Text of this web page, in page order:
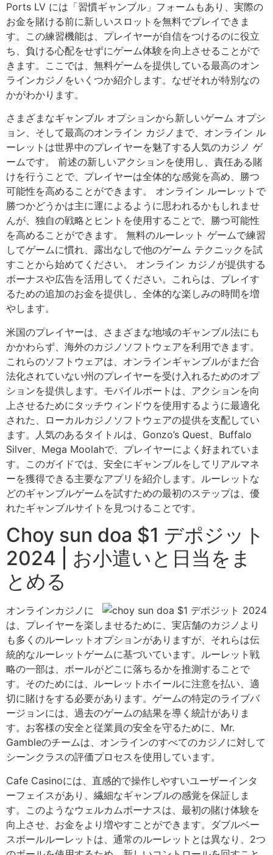
Ports LV には「習慣ギャンブル」フォームもあり、実際の
お金を賭ける前に新しいスロットを無料でプレイできま
す。この練習機能は、プレイヤーが自信をつけるのに役立
ち、負ける心配をせずにゲーム体験を向上させることがで
きます。ここでは、無料ゲームを提供している最高のオン
ラインカジノをいくつか紹介します。なぜそれが特別なの
かがわかります。
さまざまなギャンブル オプションから新しいゲーム オプシ
ョン、そして最高のオンライン カジノまで、オンライン ル
ーレットは世界中のプレイヤーを魅了する人気のカジノ ゲ
ームです。 前述の新しいアクションを使用し、責任ある賭
けを行うことで、プレイヤーは全体的な感覚を高め、勝つ
可能性を高めることができます。 オンライン ルーレットで
勝つかどうかは主に運によるように思われるかもしれませ
んが、独自の戦略とヒントを使用することで、勝つ可能性
を高めることができます。 無料のルーレット ゲームで練習
してゲームに慣れ、露出なしで他のゲーム テクニックを試
すことから始めてください。 オンライン カジノが提供する
ボーナスや広告を活用してください。これらは、プレイす
るための追加のお金を提供し、全体的な楽しみの時間を増
やします。
米国のプレイヤーは、さまざまな地域のギャンブル法にも
かかわらず、海外のカジノソフトウェアを利用できます。
これらのソフトウェアは、オンラインギャンブルがまだ合
法化されていない州のプレイヤーを受け入れるためのオプ
ションを提供します。モバイルポートは、アクションを向
上させるためにタッチウィンドウを使用するように最適化
された、ローカルカジノソフトウェアの提供を支配してい
ます。人気のあるタイトルは、Gonzo’s Quest、Buffalo
Silver、Mega Moolahで、プレイヤーによく好まれていま
す。このガイドでは、安全にギャンブルをしてリアルマネ
ーを獲得できる主要なアプリを紹介します。ルーレットな
どのギャンブルゲームを試すための最初のステップは、優
れたギャンブルサイトを見つけることです。
Choy sun doa $1 デポジット
2024 | お小遣いと日当をま
とめる
オンラインカジノに
は、プレイヤーを楽しませるために、実店舗のカジノより
も多くのルーレットオプションがありますが、それらは伝
統的なルーレットゲームに基づいています。ルーレット戦
略の一部は、ボールがどこに落ちるかを推測することで
す。そのためには、ルーレットホイールに注意を払い、適
切に賭けをする必要があります。ゲームの特定のライブバ
ージョンには、過去のゲームの結果を導く統計がありま
す。お客様の安全と従業員の安全を守るために、Mr.
Gambleのチームは、オンラインのすべてのカジノに対して
シーンクラスの評価プロセスを使用しています。
Cafe Casinoには、直感的で操作しやすいユーザーインタ
ーフェイスがあり、繊細なギャンブルの感覚を保証しま
す。このようなウェルカムボーナスは、最初の賭け体験を
向上させ、お金をより増やすことができます。ダブルベー
スボールルーレットは、通常のルーレットとは異なり、2つ